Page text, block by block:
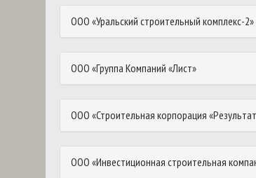
ООО «Уральский строительный комплекс-2»
ООО «Группа Компаний «Лист»
ООО «Строительная корпорация
ООО «Инвестиционная строительная